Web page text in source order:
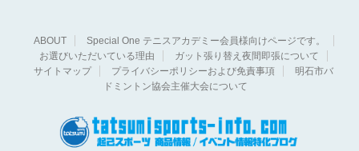
ABOUT
Special One テニスアカデミー会員様向けページです。
お選びいただいている理由
ガット張り替え夜間即張について
サイトマップ
プライバシーポリシーおよび免責事項
明石市バ
ドミントン協会主催大会について